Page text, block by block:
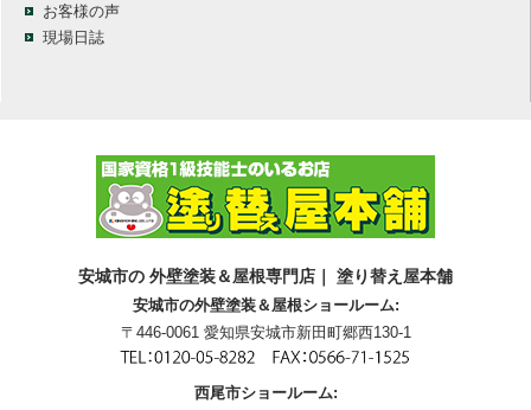
お客様の声
現場日誌
安城市の 外壁塗装＆屋根専門店｜ 塗り替え屋本舗
安城市の外壁塗装＆屋根ショールーム:
〒446-0061 愛知県安城市新田町郷西130-1
西尾市ショールーム: